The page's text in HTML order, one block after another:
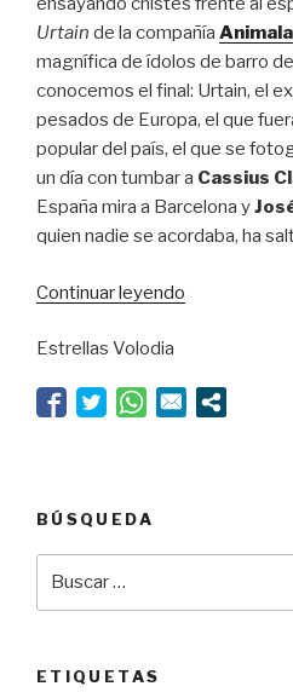
Urtain de la compañía
magnífica de ídolos de barro
conocemos el final: Urtain, el
pesados de Europa, el que
popular del país, el que se
un día con tumbar a Cassius
España mira a Barcelona y
quien nadie se acordaba, ha
Continuar leyendo
Estrellas Volodia
BÚSQUEDA
ETIQUETAS